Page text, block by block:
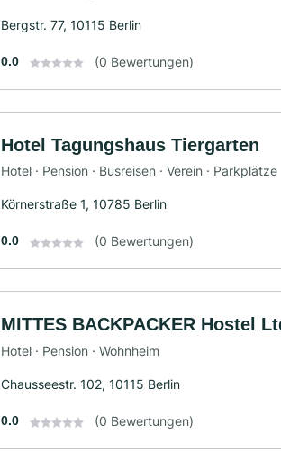
Bergstr. 77, 10115 Berlin
0.0 (0 Bewertungen)
Hotel Tagungshaus Tiergarten
Hotel · Pension · Busreisen · Verein · Parkplätze
Körnerstraße 1, 10785 Berlin
0.0 (0 Bewertungen)
MITTES BACKPACKER Hostel
Hotel · Pension · Wohnheim
Chausseestr. 102, 10115 Berlin
0.0 (0 Bewertungen)